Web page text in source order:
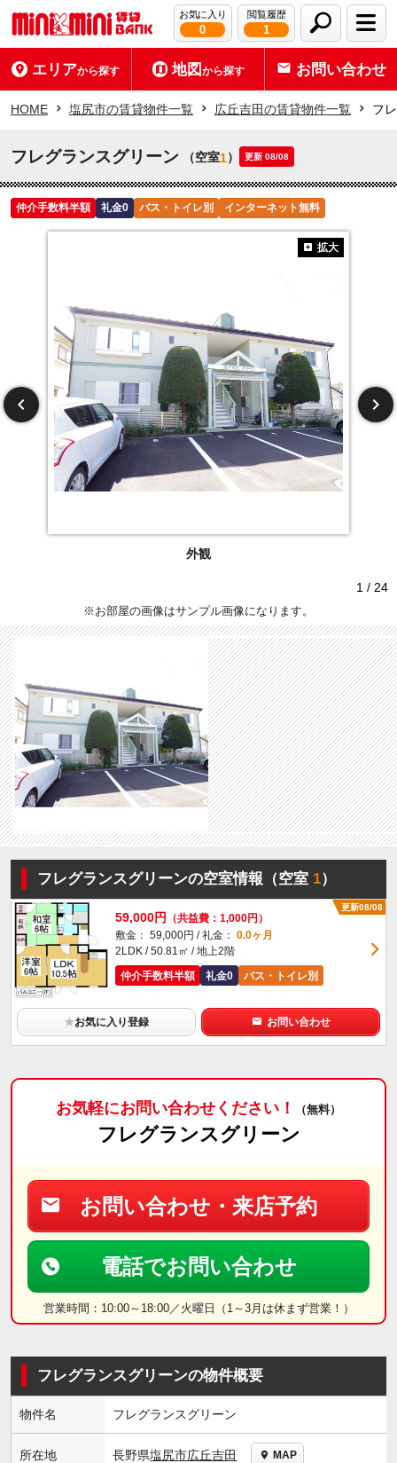
お気に入り
0
閲覧履歴
1
エリアから探す 地図から探す お問い合わせ
HOME 塩尻市の賃貸物件一覧 広丘吉田の賃貸物件一覧 フ
フレグランスグリーン （空室1） 更新 08/08
仲介手数料半額 礼金0 バス・トイレ別 インターネット無料
外観
拡大
1 / 24
※お部屋の画像はサンプル画像になります。
フレグランスグリーンの空室情報（空室1）
更新08/08
59,000円
（共益費：1,000円）
敷金： 59,000円 / 礼金： 0.0ヶ月
2LDK / 50.81㎡ / 地上2階
仲介手数料半額
礼金0 バス・トイレ別
★お気に入り登録 お問い合わせ
お気軽にお問い合わせください！ （無料）
フレグランスグリーン
お問い合わせ・来店予約
電話でお問い合わせ
営業時間：10:00～18:00／火曜日（1～3月は休まず営業！）
フレグランスグリーンの物件概要
物件名 フレグランスグリーン
所在地 長野県塩尻市広丘吉田 MAP